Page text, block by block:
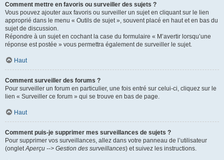
Comment mettre en favoris ou surveiller des sujets ?
Vous pouvez ajouter aux favoris ou surveiller un sujet en cliquant sur le lien
approprié dans le menu « Outils de sujet », souvent placé en haut et en bas du
sujet de discussion.
Répondre à un sujet en cochant la case du formulaire « M’avertir lorsqu’une
réponse est postée » vous permettra également de surveiller le sujet.
Haut
Comment surveiller des forums ?
Pour surveiller un forum en particulier, une fois entré sur celui-ci, cliquez sur le
lien « Surveiller ce forum » qui se trouve en bas de page.
Haut
Comment puis-je supprimer mes surveillances de sujets ?
Pour supprimer vos surveillances, allez dans votre panneau de l’utilisateur
(ongletAperçu --> Gestion des surveillances) et suivez les instructions.